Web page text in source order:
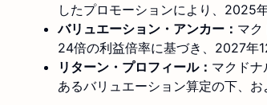
したプロモーションにより、2025
バリュエーション・アンカー： マク
24倍の利益倍率に基づき、2027年
リターン・プロフィール： マクド
あるバリュエーション算定の下、